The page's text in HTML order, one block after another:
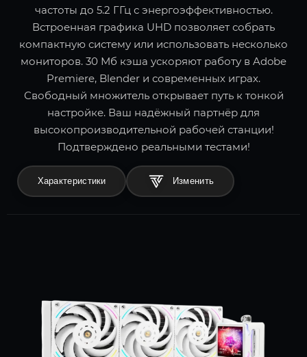
частоты до 5.2 ГГц с энергоэффективностью.
Встроенная графика UHD позволяет собрать
компактную систему или использовать несколько
мониторов. 30 Мб кэша ускоряют работу в Adobe
Premiere, Blender и современных играх.
Свободный множитель открывает путь к тонкой
настройке. Ваш надёжный партнёр для
высокопроизводительной рабочей станции!
Подтверждено реальными тестами!
Характеристики